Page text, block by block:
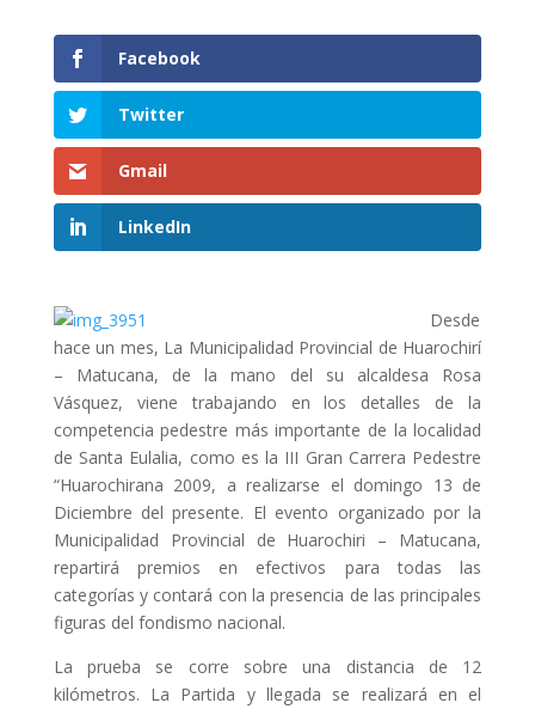
Facebook
Twitter
Gmail
LinkedIn
Desde
hace un mes, La Municipalidad Provincial de Huarochirí
– Matucana, de la mano del su alcaldesa Rosa
Vásquez, viene trabajando en los detalles de la
competencia pedestre más importante de la localidad
de Santa Eulalia, como es la III Gran Carrera Pedestre
“Huarochirana 2009, a realizarse el domingo 13 de
Diciembre del presente. El evento organizado por la
Municipalidad Provincial de Huarochiri – Matucana,
repartirá premios en efectivos para todas las
categorías y contará con la presencia de las principales
figuras del fondismo nacional.
La prueba se corre sobre una distancia de 12
kilómetros. La Partida y llegada se realizará en el